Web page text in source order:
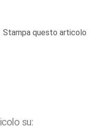
Stampa questo articolo
su: